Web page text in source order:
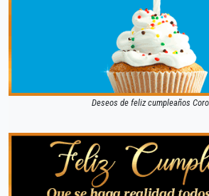
Deseos de feliz cumpleaños